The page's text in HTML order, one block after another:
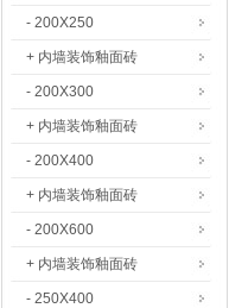
- 200X250
+ 内墙装饰釉面砖
- 200X300
+ 内墙装饰釉面砖
- 200X400
+ 内墙装饰釉面砖
- 200X600
+ 内墙装饰釉面砖
- 250X400